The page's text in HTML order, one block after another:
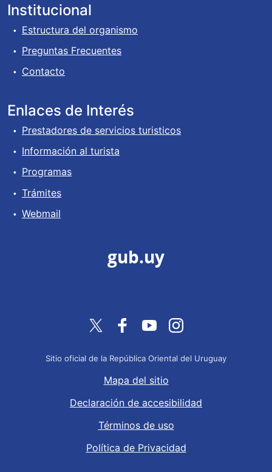
Institucional
Estructura del organismo
Preguntas Frecuentes
Contacto
Enlaces de Interés
Prestadores de servicios turisticos
Información al turista
Programas
Trámites
Webmail
gub.uy
Twitter Facebook
YouTubeInstagram
Sitio oficial de la República Oriental del Uruguay
Mapa del sitio
Declaración de accesibilidad
Términos de uso
Política de Privacidad